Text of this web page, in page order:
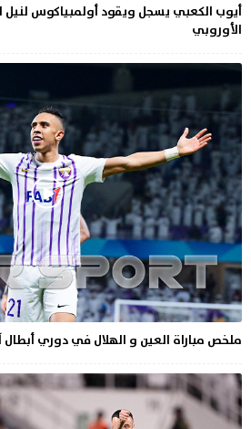
أيوب الكعبي يسجل ويقود أولمبياكوس
الأوروبي
ملخص مباراة العين و الهلال في دوري أبطال